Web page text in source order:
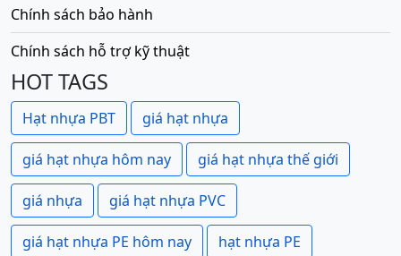
Chính sách bảo hành
Chính sách hỗ trợ kỹ thuật
HOT TAGS
Hạt nhựa PBT giá hạt nhựa
giá hạt nhựa hôm nay giá hạt nhựa thế giới
giá nhựa giá hạt nhựa PVC
giá hạt nhựa PE hôm nay hạt nhựa PE